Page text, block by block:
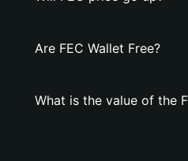
Are FEC Wallet Free?
What is the value of the